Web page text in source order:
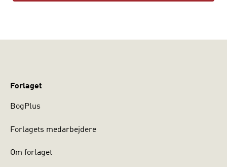
Forlaget
BogPlus
Forlagets medarbejdere
Om forlaget